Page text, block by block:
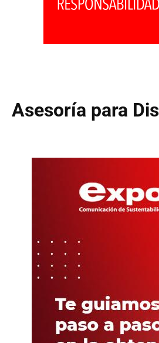
Asesoría para